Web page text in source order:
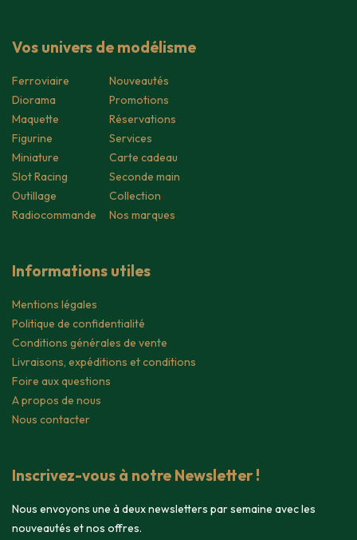
Vos univers de modélisme
Ferroviaire
Diorama
Maquette
Figurine
Miniature
Slot Racing
Outillage
Radiocommande
Nouveautés
Promotions
Réservations
Services
Carte cadeau
Seconde main
Collection
Nos marques
Informations utiles
Mentions légales
Politique de confidentialité
Conditions générales de vente
Livraisons, expéditions et conditions
Foire aux questions
A propos de nous
Nous contacter
Inscrivez-vous à notre Newsletter !
Nous envoyons une à deux newsletters par semaine avec les
nouveautés et nos offres.